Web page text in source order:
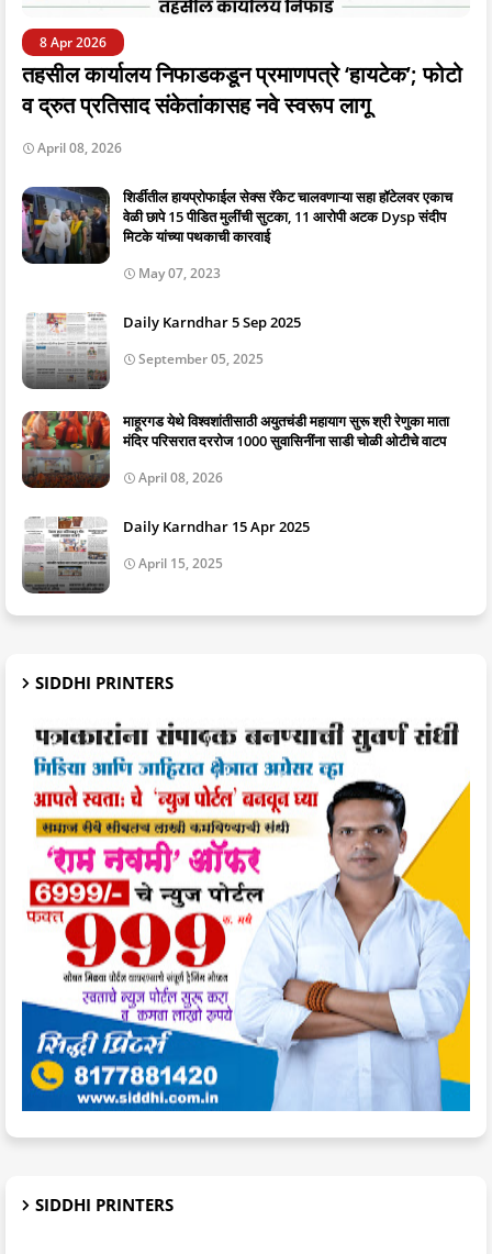
8 Apr 2026
तहसील कार्यालय निफाडकडून प्रमाणपत्रे ‘हायटेक’; फोटो
व द्रुत प्रतिसाद संकेतांकासह नवे स्वरूप लागू
April 08, 2026
शिर्डीतील हायप्रोफाईल सेक्स रॅकेट चालवणाऱ्या सहा हॉटेलवर एकाच
वेळी छापे 15 पीडित मुलींची सुटका, 11 आरोपी अटक Dysp संदीप
मिटके यांच्या पथकाची कारवाई
May 07, 2023
Daily Karndhar 5 Sep 2025
September 05, 2025
माहूरगड येथे विश्वशांतीसाठी अयुतचंडी महायाग सुरू श्री रेणुका माता
मंदिर परिसरात दररोज 1000 सुवासिनींना साडी चोळी ओटीचे वाटप
April 08, 2026
Daily Karndhar 15 Apr 2025
April 15, 2025
SIDDHI PRINTERS
SIDDHI PRINTERS